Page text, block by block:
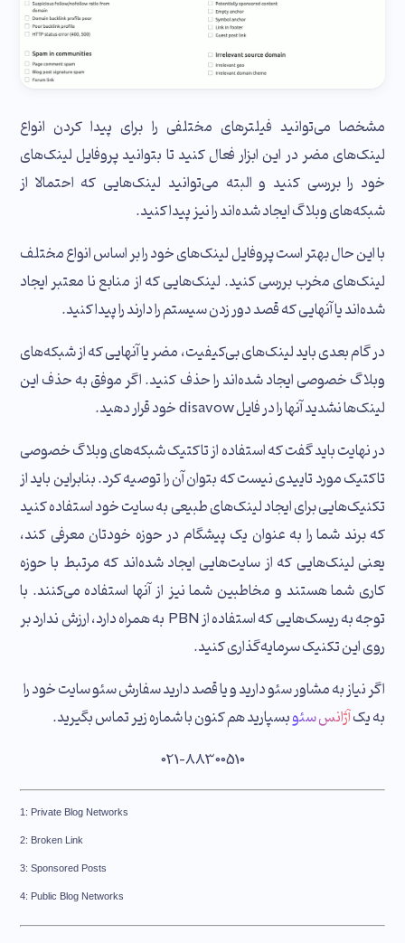
مشخصا می‌توانید فیلترهای مختلفی را برای پیدا کردن انواع
لینک‌های مضر در این ابزار فعال کنید تا بتوانید پروفایل لینک‌های
خود را بررسی کنید و البته می‌توانید لینک‌هایی که احتمالا از
شبکه‌های وبلاگ ایجاد شده‌اند را نیز پیدا کنید.
با این حال بهتر است پروفایل لینک‌های خود را بر اساس انواع مختلف
لینک‌های مخرب بررسی کنید. لینک‌هایی که از منابع نا معتبر ایجاد
شده‌اند یا آنهایی که قصد دور زدن سیستم را دارند را پیدا کنید.
در گام بعدی باید لینک‌های بی‌کیفیت، مضر یا آنهایی که از شبکه‌های
وبلاگ خصوصی ایجاد شده‌اند را حذف کنید. اگر موفق به حذف این
لینک‌ها نشدید آنها را در فایل disavow خود قرار دهید.
در نهایت باید گفت که استفاده از تاکتیک شبکه‌های وبلاگ خصوصی
تاکتیک مورد تاییدی نیست که بتوان آن را توصیه کرد. بنابراین باید از
تکنیک‌هایی برای ایجاد لینک‌های طبیعی به سایت خود استفاده کنید
که برند شما را به عنوان یک پیشگام در حوزه خودتان معرفی کند،
یعنی لینک‌هایی که از سایت‌هایی ایجاد شده‌اند که مرتبط با حوزه
کاری شما هستند و مخاطبین شما نیز از آنها استفاده می‌کنند. با
توجه به ریسک‌هایی که استفاده از PBN به همراه دارد، ارزش ندارد بر
روی این تکنیک سرمایه‌گذاری کنید.
اگر نیاز به مشاور سئو دارید و یا قصد دارید سفارش سئو سایت خود را
به یکآژانس سئوبسپارید هم کنون با شماره زیر تماس بگیرید.
021-88300510
1: Private Blog Networks
2: Broken Link
3: Sponsored Posts
4: Public Blog Networks
تماس تلفنی
ساناز قمری
مشاور فروش